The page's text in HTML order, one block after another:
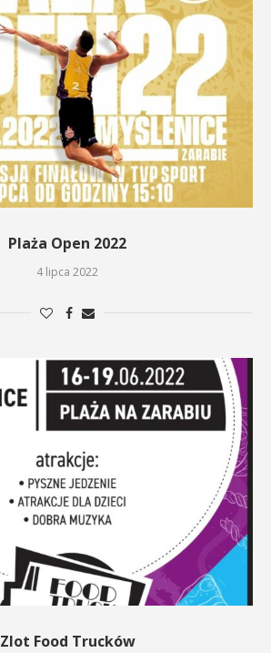
Plaża Open 2022
4 lipca 2022
Zlot Food Trucków